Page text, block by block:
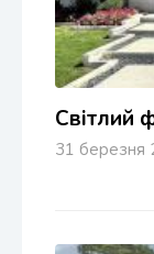
Світлий
31